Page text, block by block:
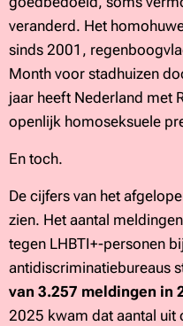
veranderd. Het
sinds 2001,
Month voor stadhuizen
jaar heeft Nederland met
openlijk homoseksuele
En toch.
De cijfers van het
zien. Het aantal
tegen LHBTI+-personen
antidiscriminatiebureaus
van 3.257 meldingen in
2025 kwam dat aantal uit